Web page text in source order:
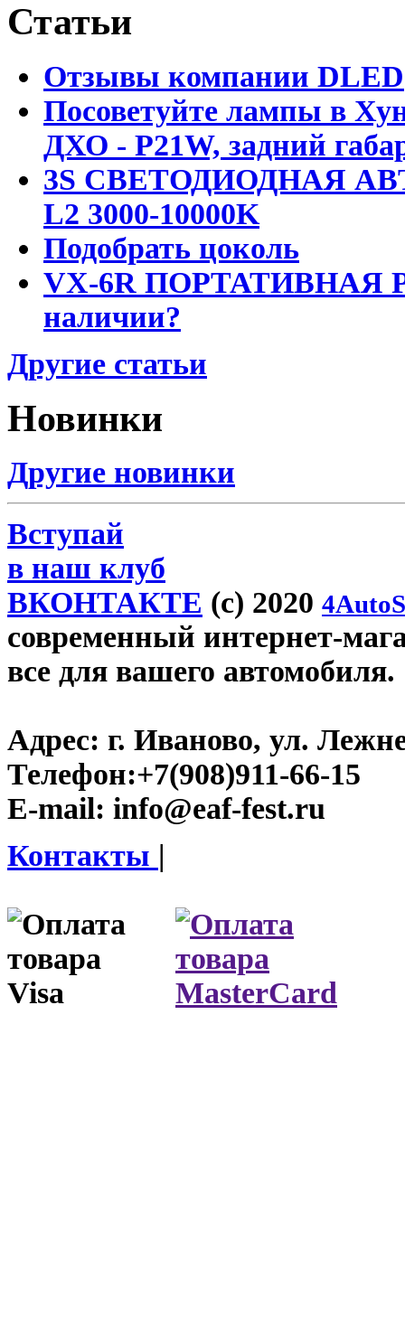
Статьи
Отзывы компании DLED
Посоветуйте лампы в
ДХО - P21W, задний
3S СВЕТОДИОДНАЯ
L2 3000-10000K
Подобрать цоколь
VX-6R ПОРТАТИВНАЯ
наличии?
Другие статьи
Новинки
Другие новинки
Вступай
в наш клуб
ВКОНТАКТЕ (c) 2020
современный интернет-
все для вашего автомобиля.
Адрес: г. Иваново, ул.
Телефон:+7(908)911-66-15
E-mail: info@eaf-fest.ru
Контакты |